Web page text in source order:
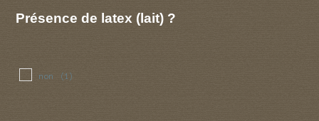
Présence de latex (lait) ?
non (1)